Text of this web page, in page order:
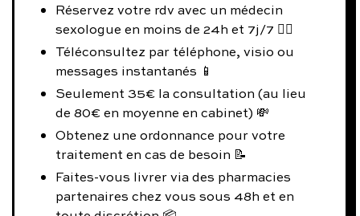
Réservez votre rdv avec un médecin
sexologue en moins de 24h et 7j/7 👨‍⚕️
Téléconsultez par téléphone, visio ou
messages instantanés 📱
Seulement 35€ la consultation (au lieu
de 80€ en moyenne en cabinet) 💸
Obtenez une ordonnance pour votre
traitement en cas de besoin 📝
Faites-vous livrer via des pharmacies
partenaires chez vous sous 48h et en